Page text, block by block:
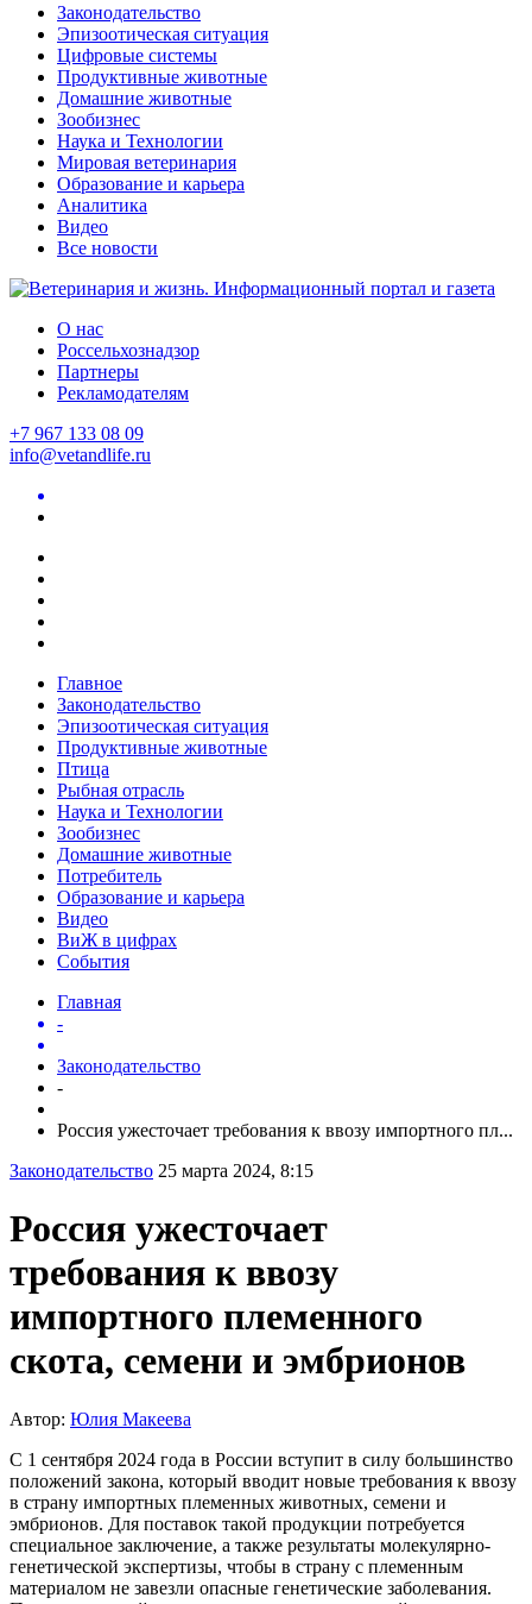
Законодательство
Эпизоотическая ситуация
Цифровые системы
Продуктивные животные
Домашние животные
Зообизнес
Наука и Технологии
Мировая ветеринария
Образование и карьера
Аналитика
Видео
Все новости
О нас
Россельхознадзор
Партнеры
Рекламодателям
+7 967 133 08 09
info@vetandlife.ru
Главное
Законодательство
Эпизоотическая ситуация
Продуктивные животные
Птица
Рыбная отрасль
Наука и Технологии
Зообизнес
Домашние животные
Потребитель
Образование и карьера
Видео
ВиЖ в цифрах
События
Главная
-
Законодательство
-
Россия ужесточает требования к ввозу импортного пл...
Законодательство 25 марта 2024, 8:15
Россия ужесточает
требования к ввозу
импортного племенного
скота, семени и эмбрионов
Автор: Юлия Макеева
С 1 сентября 2024 года в России вступит в силу большинство
положений закона, который вводит новые требования к ввозу
в страну импортных племенных животных, семени и
эмбрионов. Для поставок такой продукции потребуется
специальное заключение, а также результаты молекулярно-
генетической экспертизы, чтобы в страну с племенным
материалом не завезли опасные генетические заболевания.